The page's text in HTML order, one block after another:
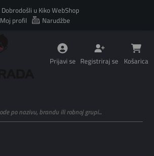
Dobrodošli u Kiko WebShop
Moj profil
Narudžbe
Prijavi se Registriraj se Košarica